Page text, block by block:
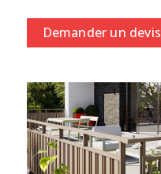
Demander un devis